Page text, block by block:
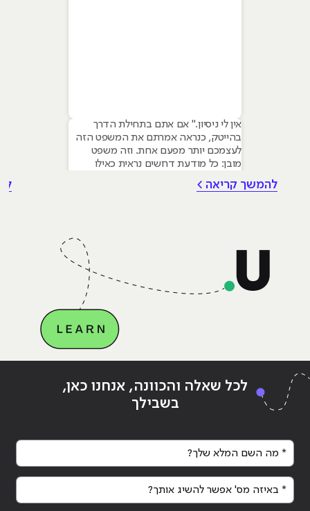
אין לי ניסיון." אם אתם בתחילת הדרך
בהייטק, כנראה אמרתם את המשפט הזה
לעצמכם יותר מפעם אחת. וזה משפט
מובן: כל מודעת דרושים נראית כאילו
כבר נגע במוצר אמיתי, כבר צבר ביטחון.
Continue reading
להמשך קריאה >
לכל שאלה והכוונה, אנחנו כאן,
בשבילך
* מה השם המלא שלך?
* באיזה מס' אפשר להשיג אותך?